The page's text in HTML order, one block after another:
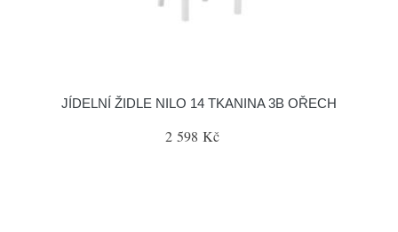
JÍDELNÍ ŽIDLE NILO 14 TKANINA 3B OŘECH
2 598 Kč